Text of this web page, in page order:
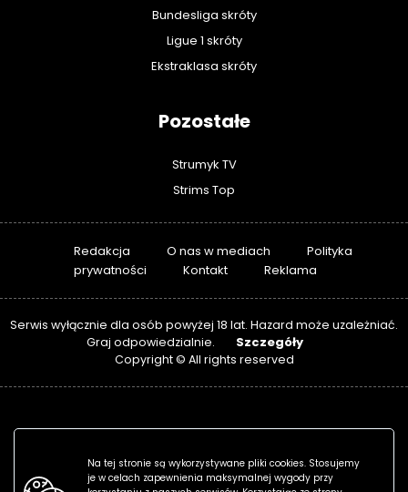
Bundesliga skróty
Ligue 1 skróty
Ekstraklasa skróty
Pozostałe
Strumyk TV
Strims Top
Redakcja O nas w mediach
Polityka
prywatności
Kontakt Reklama
Serwis wyłącznie dla osób powyżej 18 lat. Hazard może uzależniać.
Graj odpowiedzialnie.
Szczegóły
Copyright © All rights reserved
Na tej stronie są wykorzystywane pliki cookies. Stosujemy
je w celach zapewnienia maksymalnej wygody przy